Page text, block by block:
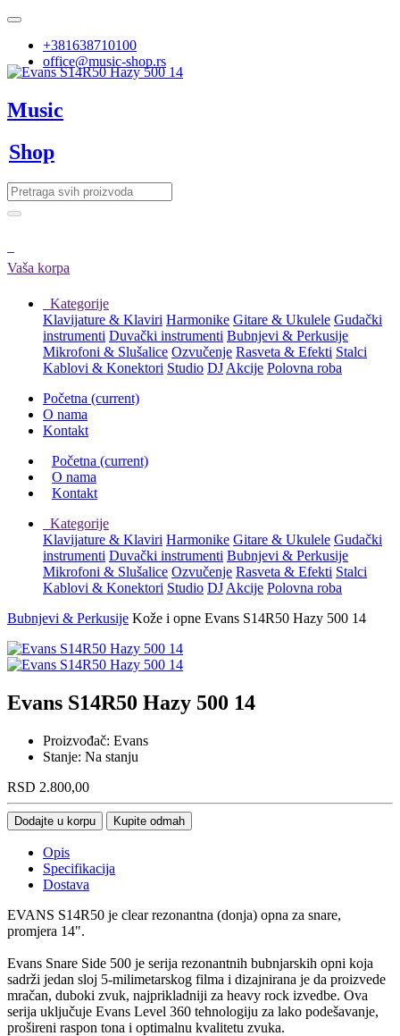
+381638710100
office@music-shop.rs
Music
Shop
Vaša korpa
Kategorije
Klavijature & Klaviri Harmonike Gitare & Ukulele Gudački
instrumenti Duvački instrumenti Bubnjevi & Perkusije
Mikrofoni & Slušalice Ozvučenje Rasveta & Efekti Stalci
Kablovi & Konektori Studio DJ Akcije Polovna roba
Početna (current)
O nama
Kontakt
Početna (current)
O nama
Kontakt
Kategorije
Klavijature & Klaviri Harmonike Gitare & Ukulele Gudački
instrumenti Duvački instrumenti Bubnjevi & Perkusije
Mikrofoni & Slušalice Ozvučenje Rasveta & Efekti Stalci
Kablovi & Konektori Studio DJ Akcije Polovna roba
Bubnjevi & Perkusije Kože i opne Evans S14R50 Hazy 500 14
Evans S14R50 Hazy 500 14
Proizvođač: Evans
Stanje: Na stanju
RSD 2.800,00
Dodajte u korpu Kupite odmah
Opis
Specifikacija
Dostava
EVANS S14R50 je clear rezonantna (donja) opna za snare,
promjera 14".
Evans Snare Side 500 je serija rezonantnih bubnjarskih opni koja
sadrži jedan sloj 5-milimetarskog filma i dizajnirana je da proizvede
mračan, duboki zvuk, najprikladniji za heavy rock izvedbe. Ova
serija uključuje Evans Level 360 tehnologiju za lako podešavanje,
prošireni raspon tona i optimalnu kvalitetu zvuka.